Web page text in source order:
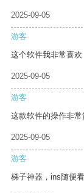
2025-09-05
游客
这个软件我非常喜欢
2025-09-05
游客
这款软件的操作非常
2025-09-05
游客
梯子神器，ins随便